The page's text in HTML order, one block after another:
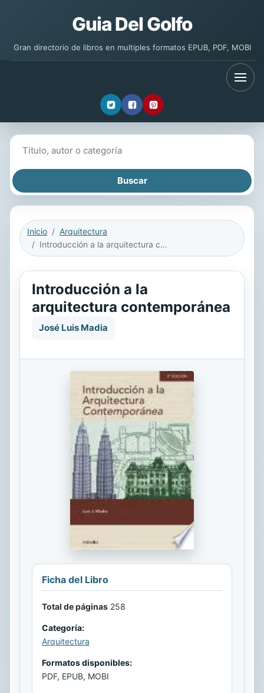
Guia Del Golfo
Gran directorio de libros en multiples formatos EPUB, PDF, MOBI
Inicio
Arquitectura
Introducción a la arquitectura contemporánea
Introducción a la
arquitectura contemporánea
José Luis Madia
Ficha del Libro
Total de páginas 258
Categoría:
Arquitectura
Formatos disponibles:
PDF, EPUB, MOBI